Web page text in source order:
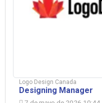
Logo Design Canada
Designing Manager